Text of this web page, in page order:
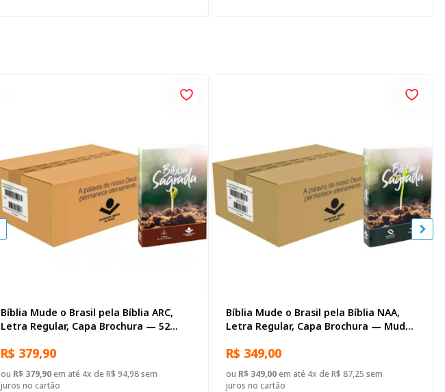
Bíblia Mude o Brasil pela Bíblia ARC,
Letra Regular, Capa Brochura — 52
R$ 379,90
ou R$ 379,90em até 4x de R$ 94,98 sem
juros no cartão
Bíblia Mude o Brasil pela Bíblia NAA,
Letra Regular, Capa Brochura — Mude
R$ 349,00
ou R$ 349,00em até 4x de R$ 87,25 sem
juros no cartão